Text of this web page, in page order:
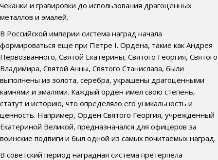
чеканки и гравировки до использования драгоценных
металлов и эмалей.
В Российской империи система наград начала
формироваться еще при Петре I. Ордена, такие как Андрея
Первозванного, Святой Екатерины, Святого Георгия, Святого
Владимира, Святой Анны, Святого Станислава, были
выполнены из золота, серебра, украшены драгоценными
камнями и эмалями. Каждый орден имел свою степень,
статут и историю, что определяло его уникальность и
ценность. Например, Орден Святого Георгия, учрежденный
Екатериной Великой, предназначался для офицеров за
воинские подвиги и был одной из самых почитаемых наград.
В советский период наградная система претерпела